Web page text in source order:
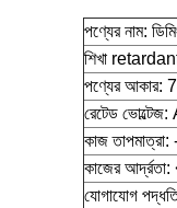
পণ্যের নাম:
শিখা
পণ্যের আকার:
রেটেড ভোল্টেজ:
কাজ তাপমাত্রা:
কাজের আর্দ্রতা:
যোগাযোগ